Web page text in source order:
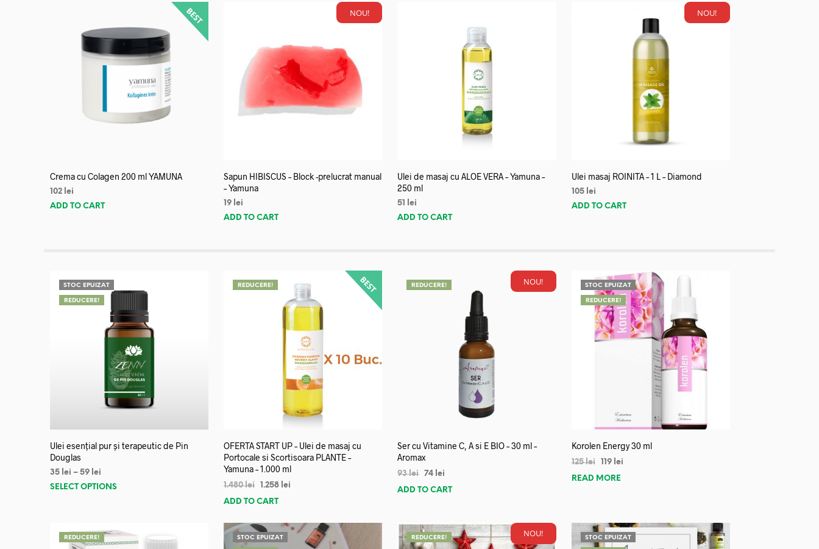
Crema cu Colagen 200 ml YAMUNA
102 lei
ADD TO CART
NOU!
Sapun HIBISCUS – Block -prelucrat manual
– Yamuna
19 lei
ADD TO CART
Ulei de masaj cu ALOE VERA – Yamuna –
250 ml
51
lei
ADD TO CART
NOU!
Ulei masaj ROINITA – 1 L – Diamond
105 lei
ADD TO CART
STOC EPUIZAT
REDUCERE!
Ulei esențial pur și terapeutic de Pin
Douglas
35 lei – 59 lei
SELECT OPTIONS
REDUCERE!
OFERTA START UP – Ulei de masaj cu
Portocale si Scortisoara PLANTE –
Yamuna – 1.000 ml
1.480lei 1.258 lei
ADD TO CART
NOU!
REDUCERE!
Ser cu Vitamine C, A si E BIO – 30 ml –
Aromax
93lei 74 lei
ADD TO CART
STOC EPUIZAT
REDUCERE!
Korolen Energy 30 ml
125lei 119 lei
READ MORE
REDUCERE! STOC EPUIZAT NOU!
REDUCERE! STOC EPUIZAT